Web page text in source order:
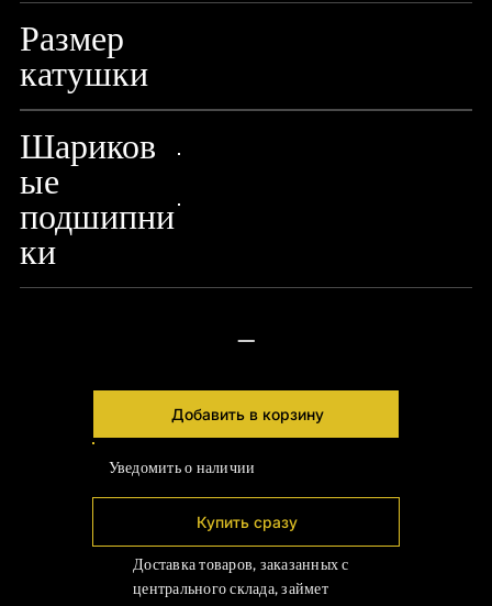
Размер
катушки
Шариков
ые
подшипни
ки
—
Добавить в корзину
Уведомить о наличии
Купить сразу
Доставка товаров, заказанных с
центрального склада, займет